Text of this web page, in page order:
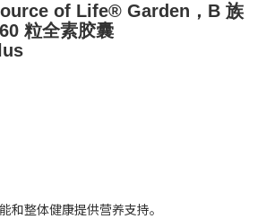
of Life® Garden，B 族
粒全素胶囊
和整体健康提供营养支持。